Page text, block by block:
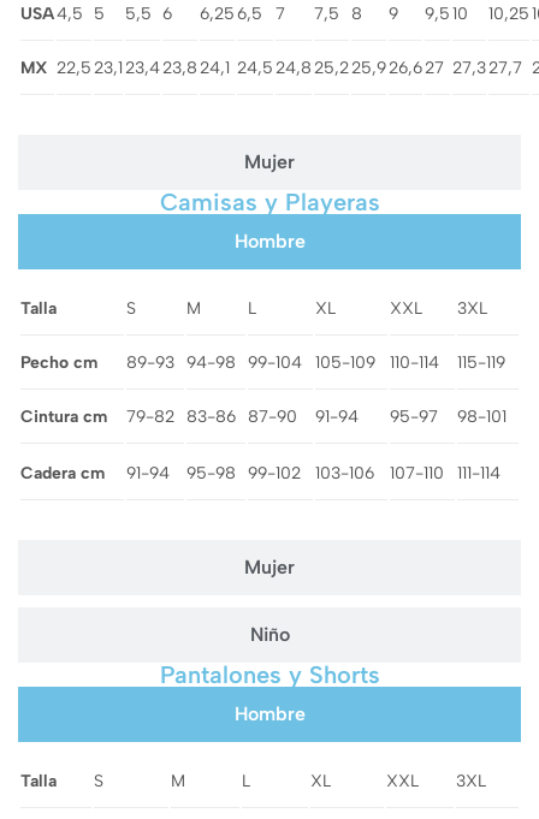
Mujer
USA4,5 5 5,5 6 6,256,5 7 7,5 8 9 9,510 10,25
MX 22,523,123,423,824,1 24,524,825,225,926,627 27,327,7
Camisas y Playeras
Hombre
Mujer
Niño
Talla S M L XL XXL 3XL
Pecho cm 89-93 94-98 99-104 105-109 110-114 115-119
Cintura cm 79-82 83-86 87-90 91-94 95-97 98-101
Cadera cm 91-94 95-98 99-102 103-106 107-110 111-114
Pantalones y Shorts
Hombre
Talla S M L XL XXL 3XL